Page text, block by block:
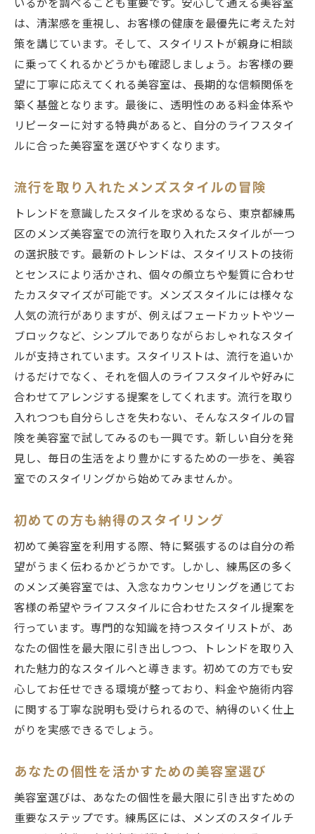
いるかを調べることも重要です。安心して通える美容室
は、清潔感を重視し、お客様の健康を最優先に考えた対
策を講じています。そして、スタイリストが親身に相談
に乗ってくれるかどうかも確認しましょう。お客様の要
望に丁寧に応えてくれる美容室は、長期的な信頼関係を
築く基盤となります。最後に、透明性のある料金体系や
リピーターに対する特典があると、自分のライフスタイ
ルに合った美容室を選びやすくなります。
流行を取り入れたメンズスタイルの冒険
トレンドを意識したスタイルを求めるなら、東京都練馬
区のメンズ美容室での流行を取り入れたスタイルが一つ
の選択肢です。最新のトレンドは、スタイリストの技術
とセンスにより活かされ、個々の顔立ちや髪質に合わせ
たカスタマイズが可能です。メンズスタイルには様々な
人気の流行がありますが、例えばフェードカットやツー
ブロックなど、シンプルでありながらおしゃれなスタイ
ルが支持されています。スタイリストは、流行を追いか
けるだけでなく、それを個人のライフスタイルや好みに
合わせてアレンジする提案をしてくれます。流行を取り
入れつつも自分らしさを失わない、そんなスタイルの冒
険を美容室で試してみるのも一興です。新しい自分を発
見し、毎日の生活をより豊かにするための一歩を、美容
室でのスタイリングから始めてみませんか。
初めての方も納得のスタイリング
初めて美容室を利用する際、特に緊張するのは自分の希
望がうまく伝わるかどうかです。しかし、練馬区の多く
のメンズ美容室では、入念なカウンセリングを通じてお
客様の希望やライフスタイルに合わせたスタイル提案を
行っています。専門的な知識を持つスタイリストが、あ
なたの個性を最大限に引き出しつつ、トレンドを取り入
れた魅力的なスタイルへと導きます。初めての方でも安
心してお任せできる環境が整っており、料金や施術内容
に関する丁寧な説明も受けられるので、納得のいく仕上
がりを実感できるでしょう。
あなたの個性を活かすための美容室選び
美容室選びは、あなたの個性を最大限に引き出すための
重要なステップです。練馬区には、メンズのスタイルチ